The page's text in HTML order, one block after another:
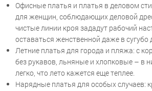
Офисные платья и платья в деловом
для женщин, соблюдающих деловой
чистые линии кроя зададут рабочий
оставаться женственной даже в сугубо
Летние платья для города и пляжа: с
без рукавов, льняные и хлопковые – в
легко, что лето кажется еще теплее.
Нарядные платья для особых случаев: